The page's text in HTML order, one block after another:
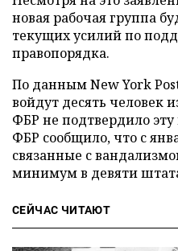
новая рабочая группа
текущих усилий по
правопорядка.
По данным New York
войдут десять человек
ФБР не подтвердило
ФБР сообщило, что с
связанные с
минимум в девяти
СЕЙЧАС ЧИТАЮТ